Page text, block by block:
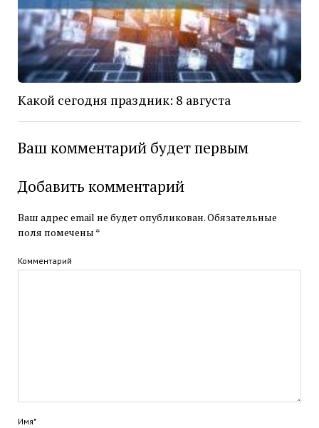
Какой сегодня праздник: 8 августа
Ваш комментарий будет первым
Добавить комментарий
Ваш адрес email не будет опубликован.Обязательные
поля помечены *
Комментарий
Имя*